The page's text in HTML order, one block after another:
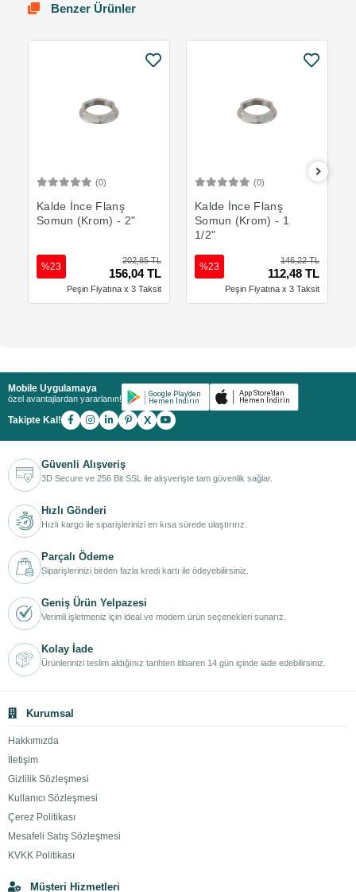
Benzer Ürünler
(0)
Kalde İnce Flanş
Somun (Krom) - 2"
202,85 TL
156,04 TL
%23
Peşin Fiyatına x 3 Taksit
(0)
Kalde İnce Flanş
Somun (Krom) - 1
1/2"
146,22 TL
112,48 TL
%23
Peşin Fiyatına x 3 Taksit
Mobile Uygulamaya
özel avantajlardan yararlanın!
Takipte Kal! X
Güvenli Alışveriş
3D Secure ve 256 Bit SSL ile alışverişte tam güvenlik sağlar.
Hızlı Gönderi
Hızlı kargo ile siparişlerinizi en kısa sürede ulaştırırız.
Parçalı Ödeme
Siparişlerinizi birden fazla kredi kartı ile ödeyebilirsiniz.
Geniş Ürün Yelpazesi
Verimli işletmeniz için ideal ve modern ürün seçenekleri sunarız.
Kolay İade
Ürünlerinizi teslim aldığınız tarihten itibaren 14 gün içinde iade edebilirsiniz.
Kurumsal
Hakkımızda
İletişim
Gizlilik Sözleşmesi
Kullanıcı Sözleşmesi
Çerez Politikası
Mesafeli Satış Sözleşmesi
KVKK Politikası
Müşteri Hizmetleri